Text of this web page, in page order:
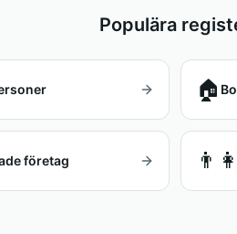
Populära
🏠
företag